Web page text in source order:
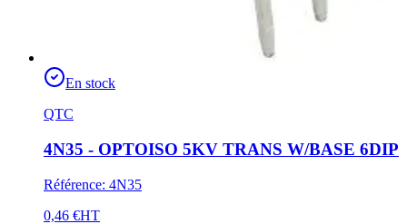
En stock
QTC
4N35 - OPTOISO 5KV TRANS W/BASE 6DIP
Référence: 4N35
0,46 €HT